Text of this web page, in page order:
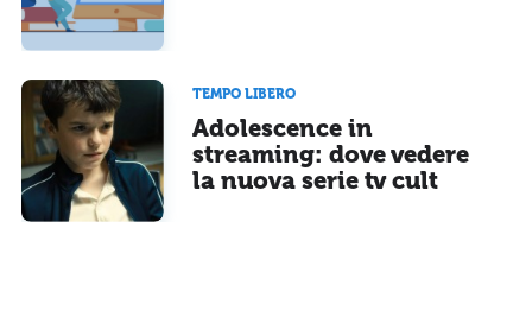
TEMPO LIBERO
Adolescence in
streaming: dove vedere
la nuova serie tv cult